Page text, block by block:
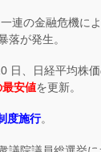
連の金融危機によ
落が発生。
日、日経平均株
安値を更新。
度施行。